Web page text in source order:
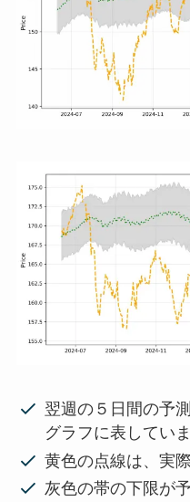
翌週の５日間の予
グラフに表していま
黄色の点線は、実
灰色の帯の下限が